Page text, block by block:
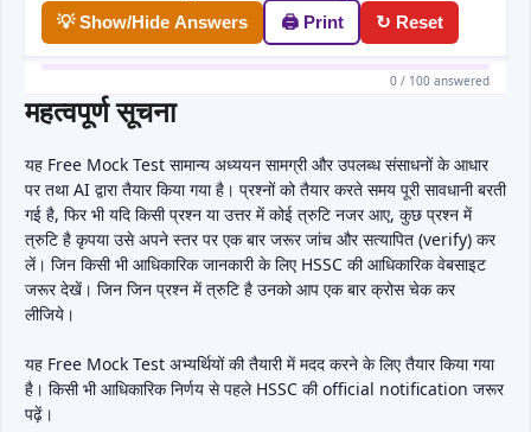
💡 Show/Hide Answers 🖨 Print ↻ Reset
0 / 100 answered
महत्वपूर्ण सूचना
यह Free Mock Test सामान्य अध्ययन सामग्री और उपलब्ध संसाधनों के आधार
पर तथा AI द्वारा तैयार किया गया है। प्रश्नों को तैयार करते समय पूरी सावधानी बरती
गई है, फिर भी यदि किसी प्रश्न या उत्तर में कोई त्रुटि नजर आए, कुछ प्रश्न में
त्रुटि है कृपया उसे अपने स्तर पर एक बार जरूर जांच और सत्यापित (verify) कर
लें। जिन किसी भी आधिकारिक जानकारी के लिए HSSC की आधिकारिक वेबसाइट
जरूर देखें। जिन जिन प्रश्न में त्रुटि है उनको आप एक बार क्रोस चेक कर
लीजिये।
यह Free Mock Test अभ्यर्थियों की तैयारी में मदद करने के लिए तैयार किया गया
है। किसी भी आधिकारिक निर्णय से पहले HSSC की official notification जरूर
पढ़ें।